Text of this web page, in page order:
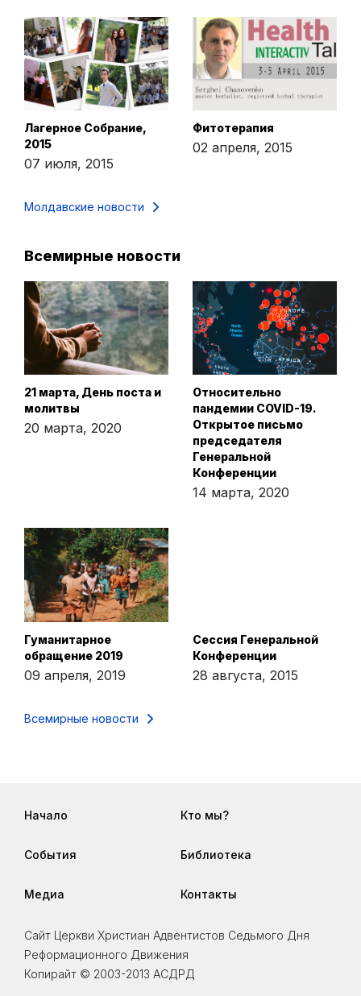
Лагерное Собрание,
2015
07 июля, 2015
Фитотерапия
02 апреля, 2015
Молдавские новости
Всемирные новости
21 марта, День поста и
молитвы
20 марта, 2020
Относительно
пандемии COVID-19.
Открытое письмо
председателя
Генеральной
Конференции
14 марта, 2020
Гуманитарное
обращение 2019
09 апреля, 2019
Сессия Генеральной
Конференции
28 августа, 2015
Всемирные новости
Начало Кто мы?
События Библиотека
Медиа Контакты
Сайт Церкви Христиан Адвентистов Седьмого Дня
Реформационного Движения
Копирайт © 2003-2013 АСДРД